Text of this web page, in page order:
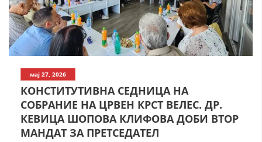
ИСТОРИЈАТ НА ЦКРМ
СТРУКТУРА НА ОРГАНИЗАЦИЈАТА
мај 27, 2026
КОНСТИТУТИВНА СЕДНИЦА НА
СОБРАНИЕ НА ЦРВЕН КРСТ ВЕЛЕС. ДР.
КЕВИЦА ШОПОВА КЛИФОВА ДОБИ ВТОР
МАНДАТ ЗА ПРЕТСЕДАТЕЛ